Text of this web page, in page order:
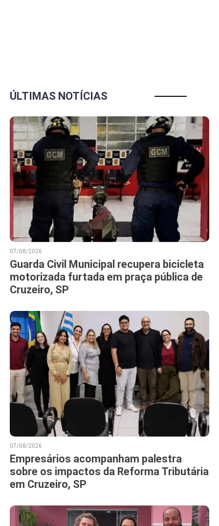
ÚLTIMAS NOTÍCIAS
07/08/2026
Guarda Civil Municipal recupera bicicleta
motorizada furtada em praça pública de
Cruzeiro, SP
07/08/2026
Empresários acompanham palestra
sobre os impactos da Reforma Tributária
em Cruzeiro, SP